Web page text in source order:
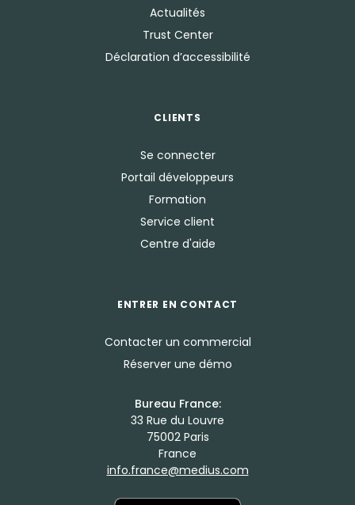
Actualités
Trust Center
Déclaration d’accessibilité
CLIENTS
Se connecter
Portail développeurs
Formation
Service client
Centre d'aide
ENTRER EN CONTACT
Contacter un commercial
Réserver une démo
Bureau France:
33 Rue du Louvre
75002 Paris
France
info.france@medius.com